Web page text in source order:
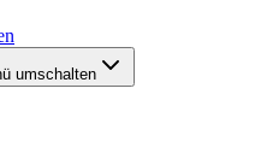
umschalten